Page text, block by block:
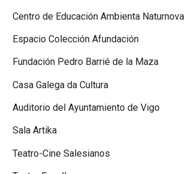
Centro de Educación Ambienta Naturnova
Espacio Colección Afundación
Fundación Pedro Barrié de la Maza
Casa Galega da Cultura
Auditorio del Ayuntamiento de Vigo
Sala Artika
Teatro-Cine Salesianos